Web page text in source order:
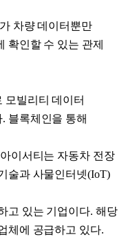
차량 데이터뿐만
확인할 수 있는 관제
모빌리티 데이터
블록체인을 통해
이서티는 자동차 전장
술과 사물인터넷(IoT)
고 있는 기업이다. 해당
체에 공급하고 있다.